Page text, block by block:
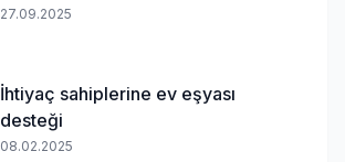
27.09.2025
İhtiyaç sahiplerine ev eşyası
desteği
08.02.2025